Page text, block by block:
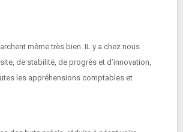
même très bien. IL y a chez nous
de stabilité, de progrès et d’innovation,
les appréhensions comptables et